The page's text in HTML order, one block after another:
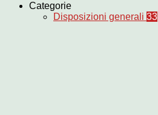
Categorie
Disposizioni generali 33